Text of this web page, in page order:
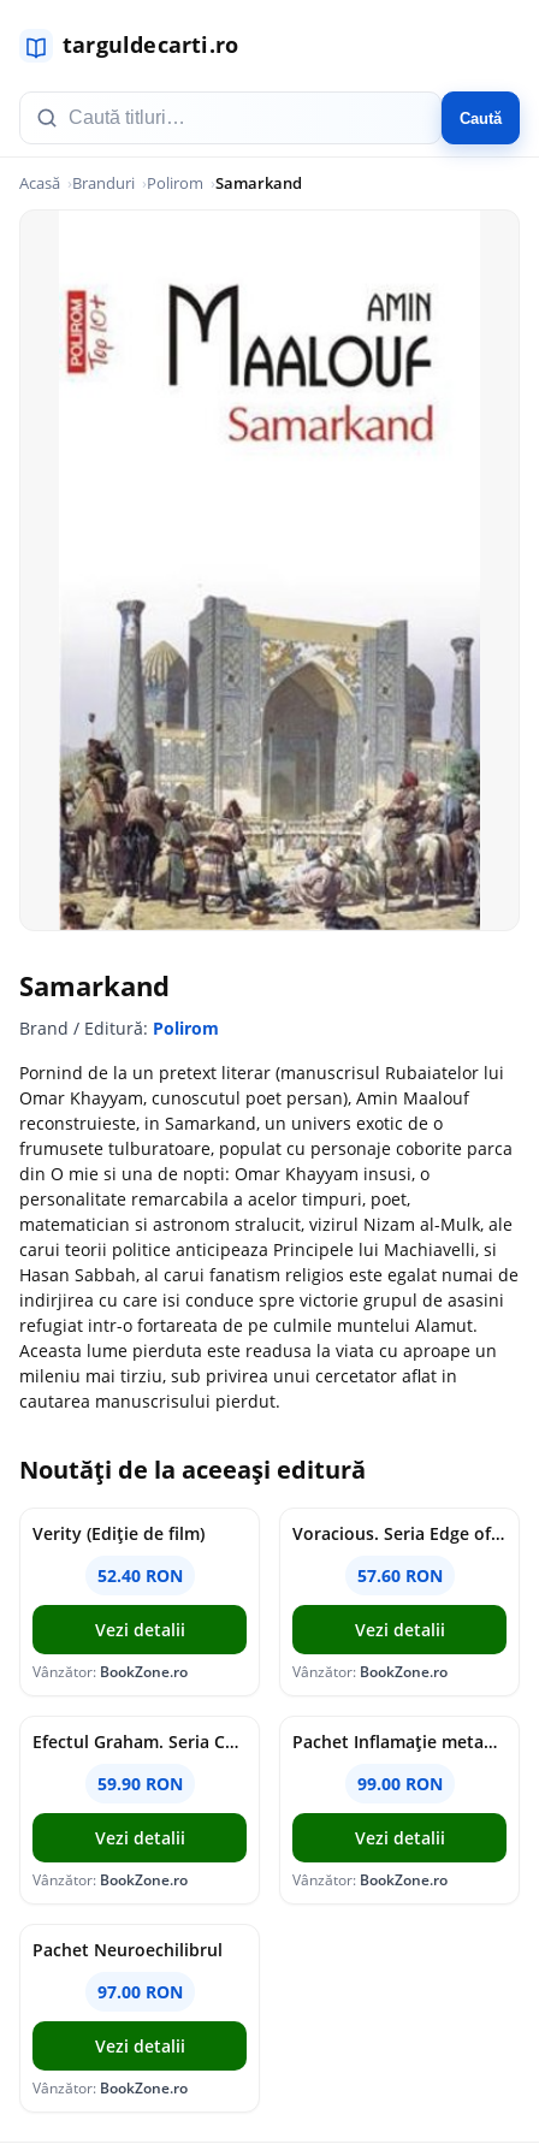
Caută
Acasă Branduri Polirom Samarkand
Samarkand
Brand / Editură: Polirom
Pornind de la un pretext literar (manuscrisul Rubaiatelor lui
Omar Khayyam, cunoscutul poet persan), Amin Maalouf
reconstruieste, in Samarkand, un univers exotic de o
frumusete tulburatoare, populat cu personaje coborite parca
din O mie si una de nopti: Omar Khayyam insusi, o
personalitate remarcabila a acelor timpuri, poet,
matematician si astronom stralucit, vizirul Nizam al-Mulk, ale
carui teorii politice anticipeaza Principele lui Machiavelli, si
Hasan Sabbah, al carui fanatism religios este egalat numai de
indirjirea cu care isi conduce spre victorie grupul de asasini
refugiat intr-o fortareata de pe culmile muntelui Alamut.
Aceasta lume pierduta este readusa la viata cu aproape un
mileniu mai tirziu, sub privirea unui cercetator aflat in
cautarea manuscrisului pierdut.
Noutăți de la aceeași editură
Verity (Ediție de film)
52.40 RON
Vezi detalii
Vânzător: BookZone.ro
Voracious. Seria Edge of Darkness Vol.2
57.60 RON
Vezi detalii
Vânzător: BookZone.ro
Efectul Graham. Seria Campus Diaries Vol.1
59.90 RON
Vezi detalii
Vânzător: BookZone.ro
Pachet Inflamație metabolism și creier
99.00 RON
Vezi detalii
Vânzător: BookZone.ro
Pachet Neuroechilibrul
97.00 RON
Vezi detalii
Vânzător: BookZone.ro